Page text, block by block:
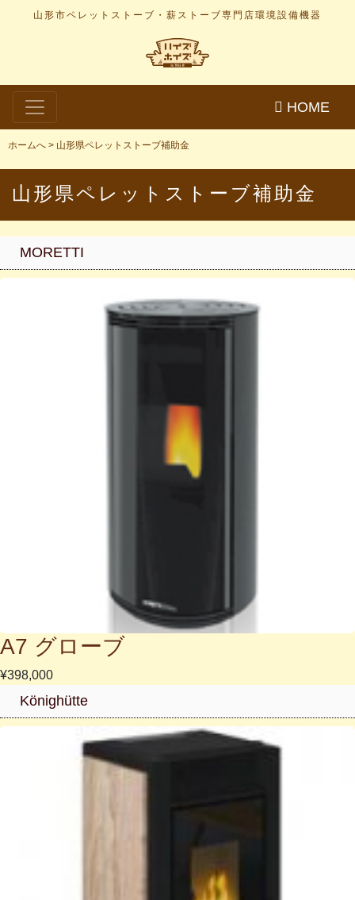
山形市ペレットストーブ・薪ストーブ専門店環境設備機器
HOME
ホームへ > 山形県ペレットストーブ補助金
山形県ペレットストーブ補助金
MORETTI
A7 グローブ
¥398,000
Könighütte